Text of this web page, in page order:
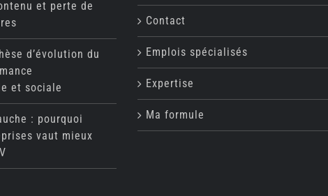
et perte de
d’évolution du
et sociale
: pourquoi
vaut mieux
Contact
Emplois spécialisés
Expertise
Ma formule